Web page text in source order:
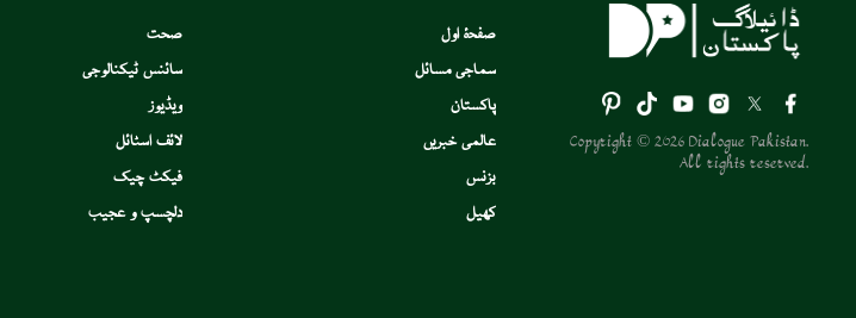
Copyright © 2026 Dialogue Pakistan.
All rights reserved.
صفحۂ اول
سماجی مسائل
پاکستان
عالمی خبریں
بزنس
کھیل
صحت
سائنس ٹیکنالوجی
ویڈیوز
لائف اسٹائل
فیکٹ چیک
دلچسپ و عجیب